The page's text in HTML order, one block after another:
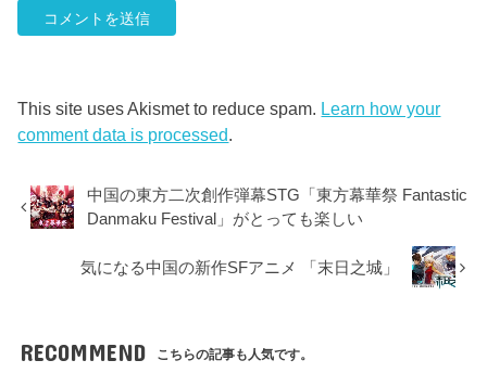
This site uses Akismet to reduce spam. Learn how your
comment data is processed.
中国の東方二次創作弾幕STG「東方幕華祭 Fantastic
Danmaku Festival」がとっても楽しい
気になる中国の新作SFアニメ 「末日之城」
RECOMMEND こちらの記事も人気です。